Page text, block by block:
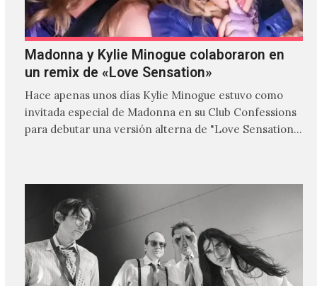
Madonna y Kylie Minogue colaboraron en
un remix de «Love Sensation»
Hace apenas unos días Kylie Minogue estuvo como
invitada especial de Madonna en su Club Confessions
para debutar una versión alterna de "Love Sensation",